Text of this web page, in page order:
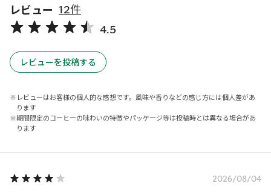
レビュー 12件
4.5
レビューを投稿する
レビューはお客様の個人的な感想です。風味や香りなどの感じ方には個人差があ
ります
期間限定のコーヒーの味わいの特徴やパッケージ等は投稿時とは異なる場合があ
ります
2026/08/04